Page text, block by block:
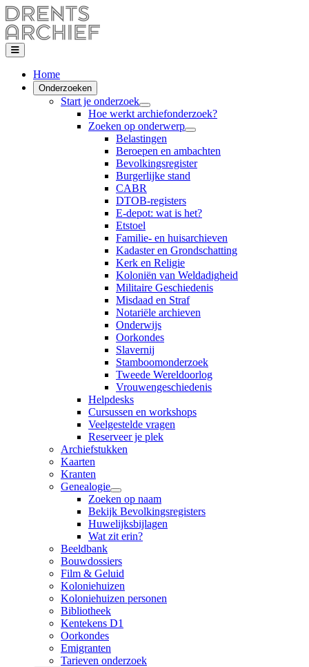
Home
Onderzoeken
Start je onderzoek
Hoe werkt archiefonderzoek?
Zoeken op onderwerp
Belastingen
Beroepen en ambachten
Bevolkingsregister
Burgerlijke stand
CABR
DTOB-registers
E-depot: wat is het?
Etstoel
Familie- en huisarchieven
Kadaster en Grondschatting
Kerk en Religie
Koloniën van Weldadigheid
Militaire Geschiedenis
Misdaad en Straf
Notariële archieven
Onderwijs
Oorkondes
Slavernij
Stamboomonderzoek
Tweede Wereldoorlog
Vrouwengeschiedenis
Helpdesks
Cursussen en workshops
Veelgestelde vragen
Reserveer je plek
Archiefstukken
Kaarten
Kranten
Genealogie
Zoeken op naam
Bekijk Bevolkingsregisters
Huwelijksbijlagen
Wat zit erin?
Beeldbank
Bouwdossiers
Film & Geluid
Koloniehuizen
Koloniehuizen personen
Bibliotheek
Kentekens D1
Oorkondes
Emigranten
Tarieven onderzoek